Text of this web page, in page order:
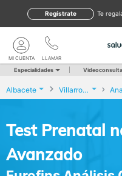
te
Regístrate
LLAMAR
MI CUENTA
Especialidades Videoconsulta
Albacete Villarrobledo
Test Prenatal
Avanzado